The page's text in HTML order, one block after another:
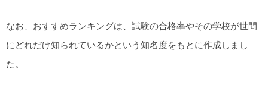
なお、おすすめランキングは、試験の合格率やその学校が世間
にどれだけ知られているかという知名度をもとに作成しまし
た。